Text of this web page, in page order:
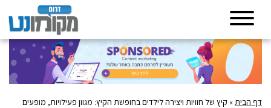
דף הבית» קיץ של חוויות ויצירה לילדים בחופשת הקיץ: מגוון פעילויות, מופעים